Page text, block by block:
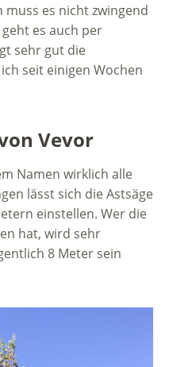
muss es nicht zwingend
es auch per
sehr gut die
seit einigen Wochen
Vevor
Namen wirklich alle
lässt sich die Astsäge
einstellen. Wer die
hat, wird sehr
8 Meter sein